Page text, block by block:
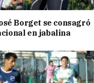
Borget se consagró
en jabalina